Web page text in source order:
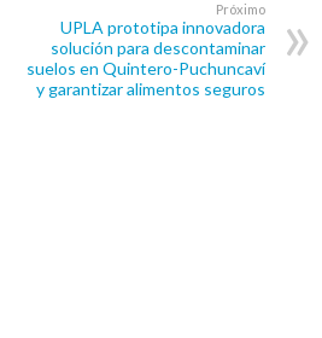
Próximo
UPLA prototipa innovadora
solución para descontaminar
suelos en Quintero-Puchuncaví
y garantizar alimentos seguros